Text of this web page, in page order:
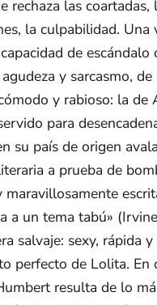
rechaza las coartadas,
la culpabilidad. Una
de
y sarcasmo,
y rabioso: la de
para
su país de origen
a prueba de
maravillosamente
a un tema tabú»
salvaje: sexy, rápida
perfecto de Lolita. En
resulta de lo